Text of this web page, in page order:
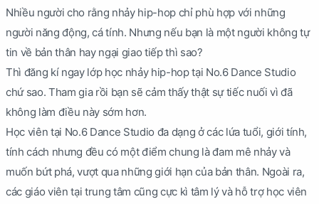
Nhiều người cho rằng nhảy hip-hop chỉ phù hợp với những
người năng động, cá tính. Nhưng nếu bạn là một người không tự
tin về bản thân hay ngại giao tiếp thì sao?
Thì đăng kí ngay lớp học nhảy hip-hop tại No.6 Dance Studio
chứ sao. Tham gia rồi bạn sẽ cảm thấy thật sự tiếc nuối vì đã
không làm điều này sớm hơn.
Học viên tại No.6 Dance Studio đa dạng ở các lứa tuổi, giới tính,
tính cách nhưng đều có một điểm chung là đam mê nhảy và
muốn bứt phá, vượt qua những giới hạn của bản thân. Ngoài ra,
các giáo viên tại trung tâm cũng cực kì tâm lý và hỗ trợ học viên